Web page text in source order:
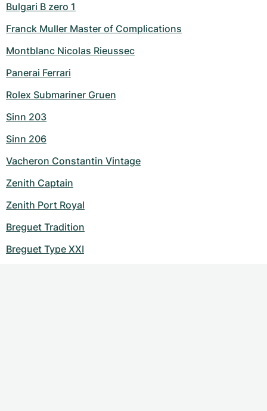
Bulgari B zero 1
Franck Muller Master of Complications
Montblanc Nicolas Rieussec
Panerai Ferrari
Rolex Submariner Gruen
Sinn 203
Sinn 206
Vacheron Constantin Vintage
Zenith Captain
Zenith Port Royal
Breguet Tradition
Breguet Type XXI